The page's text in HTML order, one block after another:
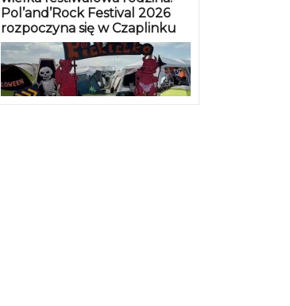
Pol’and’Rock Festival 2026
rozpoczyna się w Czaplinku